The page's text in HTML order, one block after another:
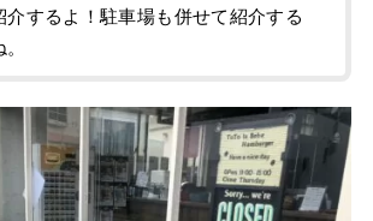
介するよ！駐車場も併せて紹介する
。